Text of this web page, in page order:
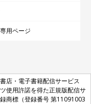
用ページ
店・電子書籍配信サービス
使用許諾を得た正規版配信サ
商標（登録番号 第11091003